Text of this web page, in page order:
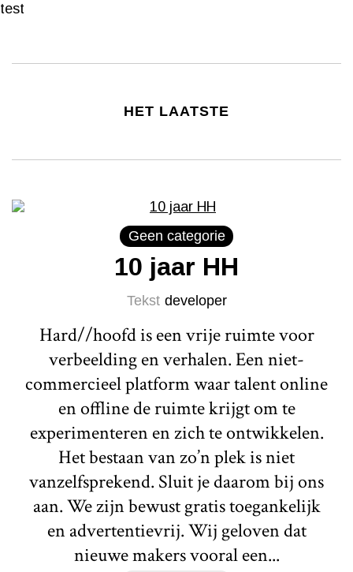
test
HET LAATSTE
Geen categorie
10 jaar HH
Tekst developer
Hard//hoofd is een vrije ruimte voor
verbeelding en verhalen. Een niet-
commercieel platform waar talent online
en offline de ruimte krijgt om te
experimenteren en zich te ontwikkelen.
Het bestaan van zo’n plek is niet
vanzelfsprekend. Sluit je daarom bij ons
aan. We zijn bewust gratis toegankelijk
en advertentievrij. Wij geloven dat
nieuwe makers vooral een...